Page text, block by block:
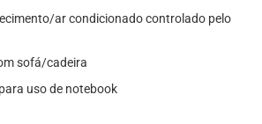
ar condicionado controlado pelo
sofá/cadeira
uso de notebook